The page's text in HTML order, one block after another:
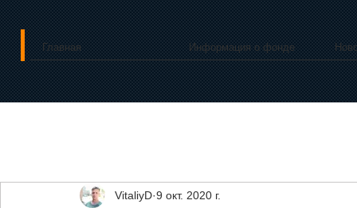
Главная Информация о фонде
VitaliyD 9 окт. 2020 г.